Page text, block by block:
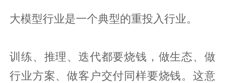
大模型行业是一个典型的重投入行业。
训练、推理、迭代都要烧钱，做生态、做
行业方案、做客户交付同样要烧钱。这意